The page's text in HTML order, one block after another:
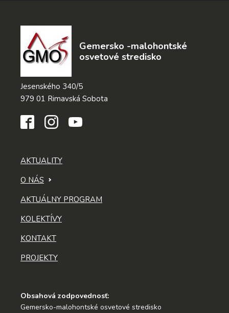
Gemersko -malohontské
osvetové stredisko
Jesenského 340/5
979 01 Rimavská Sobota
AKTUALITY
O NÁS
AKTUÁLNY PROGRAM
KOLEKTÍVY
KONTAKT
PROJEKTY
Obsahová zodpovednosť:
Gemersko-malohontské osvetové stredisko